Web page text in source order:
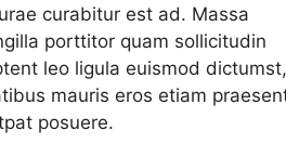
curabitur est ad. Massa
porttitor quam sollicitudin
leo ligula euismod dictumst,
mauris eros etiam
posuere.